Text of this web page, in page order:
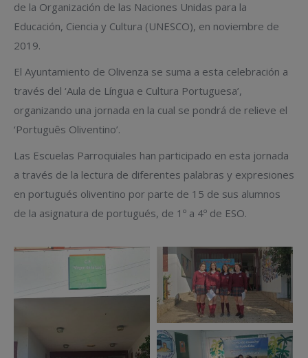
de la Organización de las Naciones Unidas para la
Educación, Ciencia y Cultura (UNESCO), en noviembre de
2019.
El Ayuntamiento de Olivenza se suma a esta celebración a
través del ‘Aula de Língua e Cultura Portuguesa’,
organizando una jornada en la cual se pondrá de relieve el
‘Português Oliventino’.
Las Escuelas Parroquiales han participado en esta jornada
a través de la lectura de diferentes palabras y expresiones
en portugués oliventino por parte de 15 de sus alumnos
de la asignatura de portugués, de 1º a 4º de ESO.